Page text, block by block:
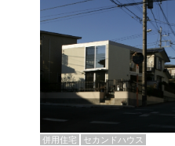
併用住宅 セカンドハウス